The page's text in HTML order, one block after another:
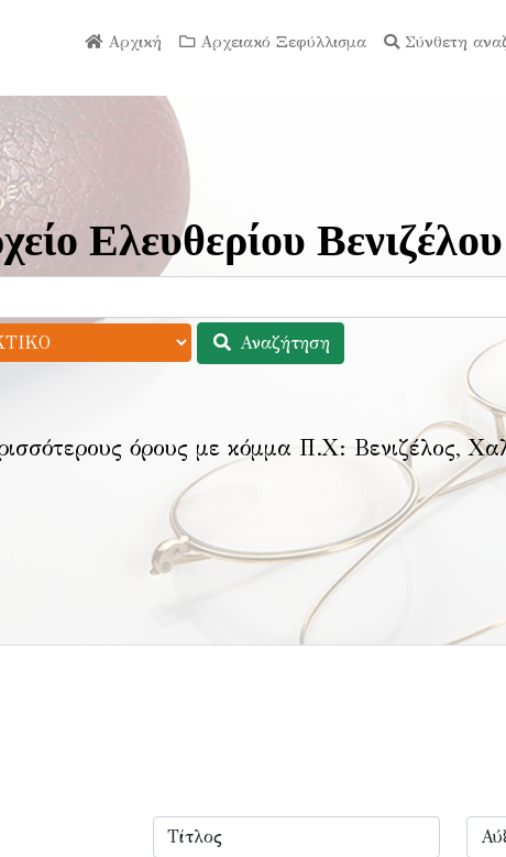
Αρχική Αρχειακό Ξεφύλλισμα Σύνθετη
Ελευθερίου Βενιζέλου
Αναζήτηση
όρους με κόμμα Π.Χ: Βενιζέλος,